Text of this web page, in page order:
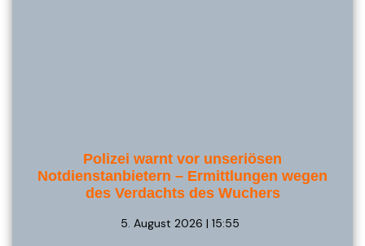
Polizei warnt vor unseriösen
Notdienstanbietern – Ermittlungen wegen
des Verdachts des Wuchers
5. August 2026 | 15:55